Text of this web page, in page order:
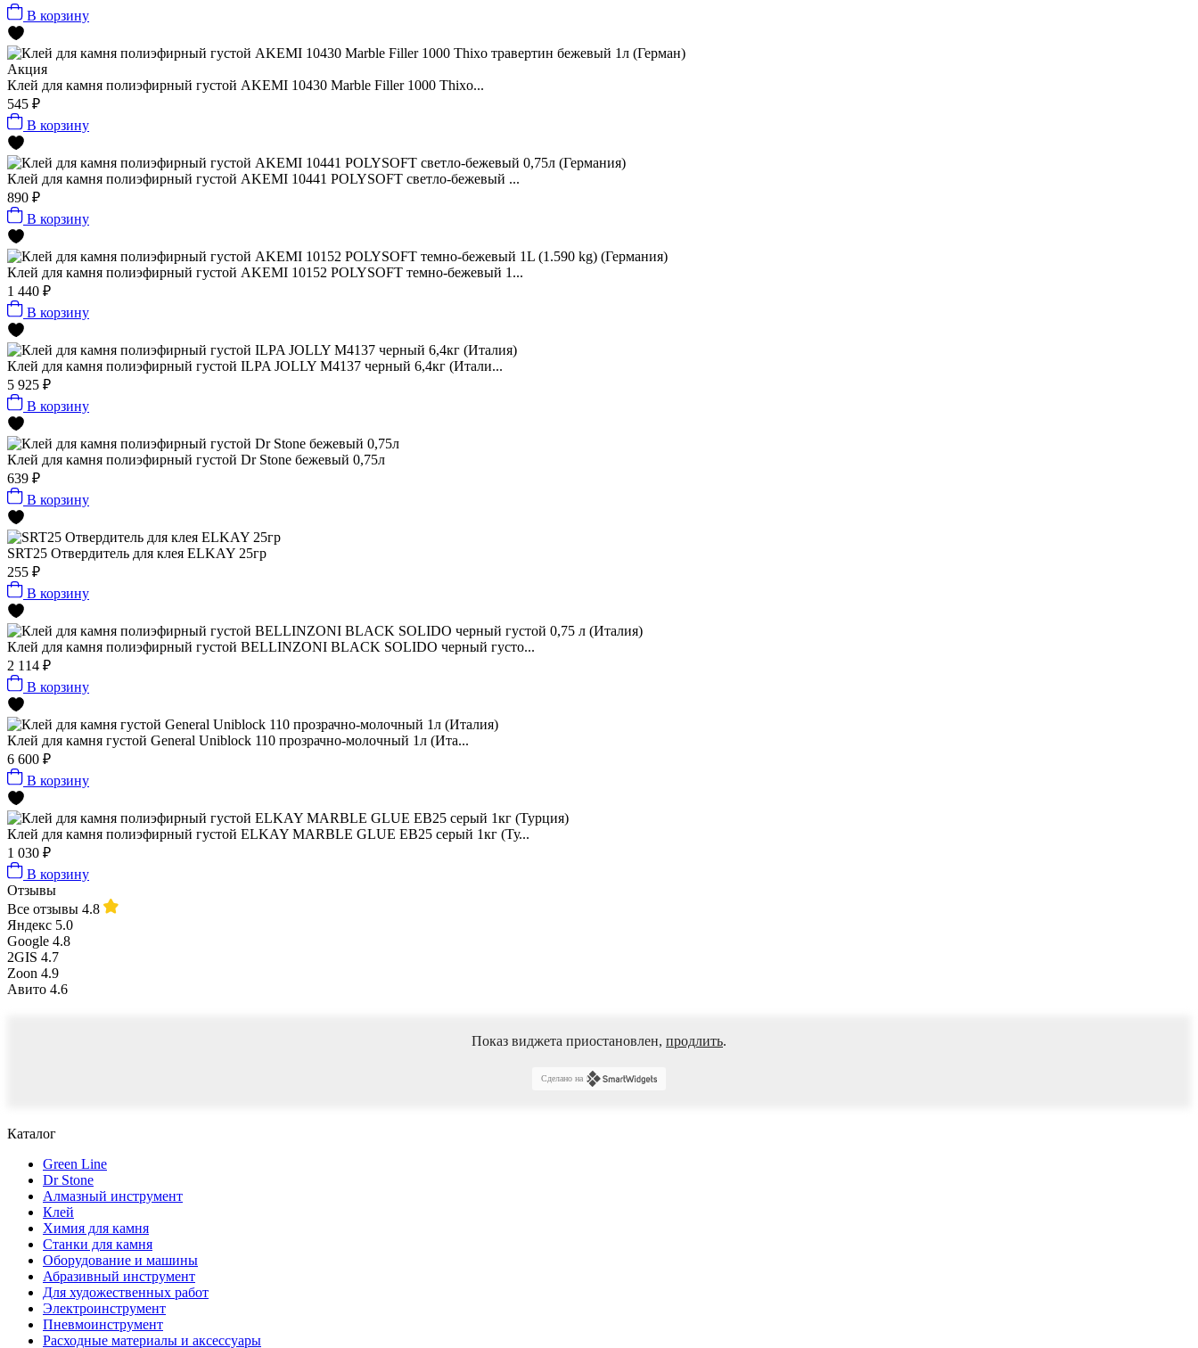
В корзину
Акция
Клей для камня полиэфирный густой AKEMI 10430 Marble Filler 1000 Thixo...
545 ₽
В корзину
Клей для камня полиэфирный густой AKEMI 10441 POLYSOFT светло-бежевый ...
890 ₽
В корзину
Клей для камня полиэфирный густой AKEMI 10152 POLYSOFT темно-бежевый 1...
1 440 ₽
В корзину
Клей для камня полиэфирный густой ILPA JOLLY M4137 черный 6,4кг (Итали...
5 925 ₽
В корзину
Клей для камня полиэфирный густой Dr Stone бежевый 0,75л
639 ₽
В корзину
SRT25 Отвердитель для клея ELKAY 25гр
255 ₽
В корзину
Клей для камня полиэфирный густой BELLINZONI BLACK SOLIDO черный густо...
2 114 ₽
В корзину
Клей для камня густой General Uniblock 110 прозрачно-молочный 1л (Ита...
6 600 ₽
В корзину
Клей для камня полиэфирный густой ELKAY MARBLE GLUE EB25 серый 1кг (Ту...
1 030 ₽
В корзину
Отзывы
Все отзывы 4.8
Яндекс 5.0
Google 4.8
2GIS 4.7
Zoon 4.9
Авито 4.6
Показ виджета приостановлен, продлить.
Сделано на
Каталог
Green Line
Dr Stone
Алмазный инструмент
Клей
Химия для камня
Станки для камня
Оборудование и машины
Абразивный инструмент
Для художественных работ
Электроинструмент
Пневмоинструмент
Расходные материалы и аксессуары